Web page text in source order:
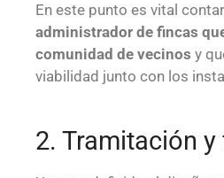
En este punto es vital
administrador de fincas
comunidad de vecinos y
viabilidad junto con los
2. Tramitación